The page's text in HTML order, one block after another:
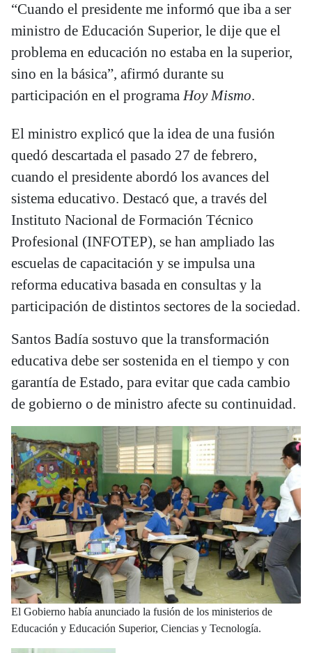
“Cuando el presidente me informó que iba a ser
ministro de Educación Superior, le dije que el
problema en educación no estaba en la superior,
sino en la básica”, afirmó durante su
participación en el programa Hoy Mismo.
El ministro explicó que la idea de una fusión
quedó descartada el pasado 27 de febrero,
cuando el presidente abordó los avances del
sistema educativo. Destacó que, a través del
Instituto Nacional de Formación Técnico
Profesional (INFOTEP), se han ampliado las
escuelas de capacitación y se impulsa una
reforma educativa basada en consultas y la
participación de distintos sectores de la sociedad.
Santos Badía sostuvo que la transformación
educativa debe ser sostenida en el tiempo y con
garantía de Estado, para evitar que cada cambio
de gobierno o de ministro afecte su continuidad.
El Gobierno había anunciado la fusión de los ministerios de
Educación y Educación Superior, Ciencias y Tecnología.